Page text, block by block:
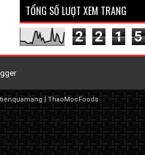
TỔNG SỐ LƯỢT XEM TRANG
2 2 1 5
|ThaoMocFoods